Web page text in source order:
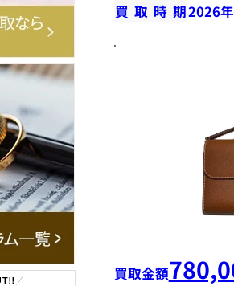
買取時期2026
買取金額